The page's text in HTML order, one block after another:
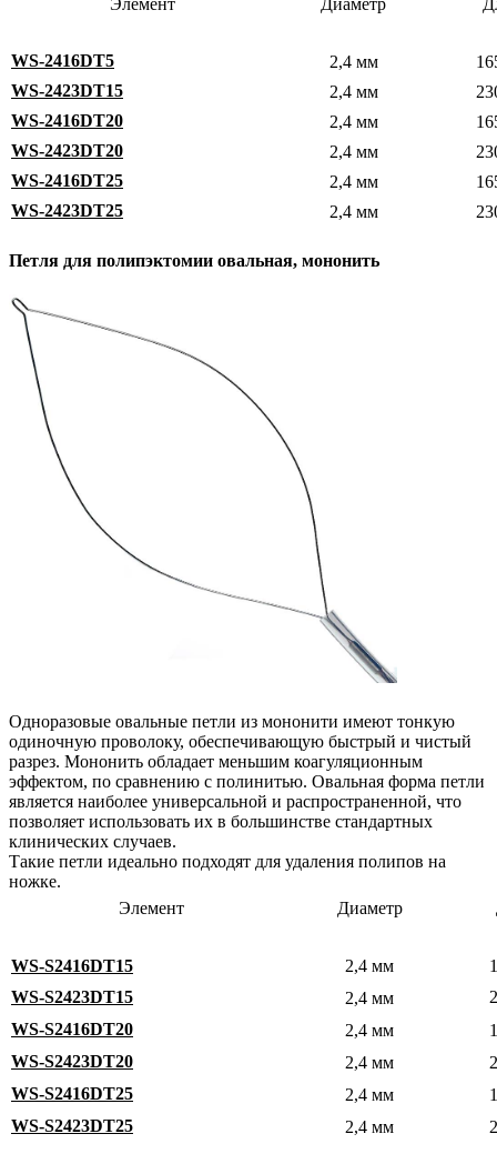
Элемент Диаметр
WS-2416DT5 2,4 мм
WS-2423DT15
2,4 мм
WS-2416DT20
2,4 мм
WS-2423DT20
2,4 мм
WS-2416DT25
2,4 мм
WS-2423DT25
2,4 мм
Петля для полипэктомии овальная, мононить
Одноразовые овальные петли из мононити имеют тонкую
одиночную проволоку, обеспечивающую быстрый и чистый
разрез. Мононить обладает меньшим коагуляционным
эффектом, по сравнению с полинитью. Овальная форма петли
является наиболее универсальной и распространенной, что
позволяет использовать их в большинстве стандартных
клинических случаев.
Такие петли идеально подходят для удаления полипов на
ножке.
Элемент
Диаметр
WS-S2416DT15 2,4 мм
WS-S2423DT15
2,4 мм
WS-S2416DT20
2,4 мм
WS-S2423DT20
2,4 мм
WS-S2416DT25
2,4 мм
WS-S2423DT25
2,4 мм